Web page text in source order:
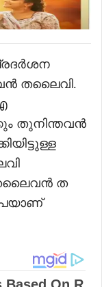
തലൈവി.
തുനിന്തവൻ
തലൈവൻ ത